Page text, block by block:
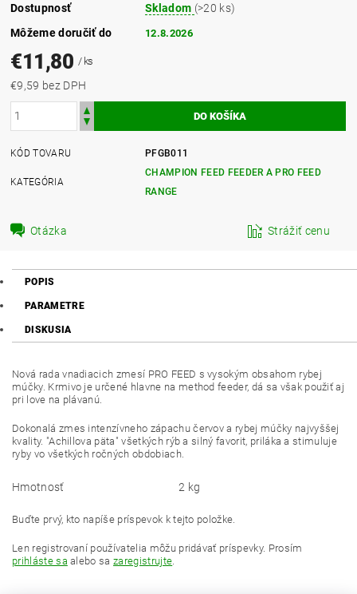
Dostupnosť Skladom (>20 ks)
Môžeme doručiť do
12.8.2026
€11,80 / ks
€9,59 bez DPH
KÓD TOVARU PFGB011
KATEGÓRIA
CHAMPION FEED FEEDER A PRO FEED
RANGE
Otázka Strážiť cenu
POPIS
PARAMETRE
DISKUSIA
Nová rada vnadiacich zmesí PRO FEED s vysokým obsahom rybej
múčky. Krmivo je určené hlavne na method feeder, dá sa však použiť aj
pri love na plávanú.
Dokonalá zmes intenzívneho zápachu červov a rybej múčky najvyššej
kvality. "Achillova päta" všetkých rýb a silný favorit, priláka a stimuluje
ryby vo všetkých ročných obdobiach.
Hmotnosť 2 kg
Buďte prvý, kto napíše príspevok k tejto položke.
Len registrovaní používatelia môžu pridávať príspevky. Prosím
prihláste sa alebo sazaregistrujte.